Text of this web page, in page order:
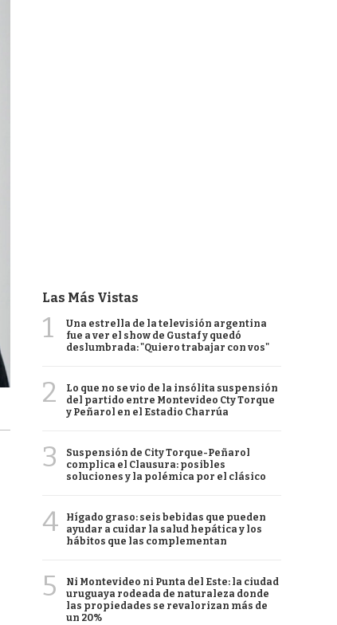
Las Más Vistas
1
Una estrella de la televisión argentina
fue a ver el show de Gustaf y quedó
deslumbrada: "Quiero trabajar con vos"
2
Lo que no se vio de la insólita suspensión
del partido entre Montevideo Cty Torque
y Peñarol en el Estadio Charrúa
3
Suspensión de City Torque-Peñarol
complica el Clausura: posibles
soluciones y la polémica por el clásico
4
Hígado graso: seis bebidas que pueden
ayudar a cuidar la salud hepática y los
hábitos que las complementan
5
Ni Montevideo ni Punta del Este: la ciudad
uruguaya rodeada de naturaleza donde
las propiedades se revalorizan más de
un 20%